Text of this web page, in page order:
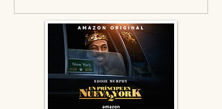
navideño y llama a la
solidaridad en tiempos de
guerra